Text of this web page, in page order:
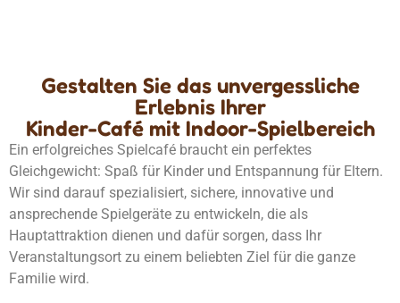
Gestalten Sie das unvergessliche
Erlebnis Ihrer
Kinder-Café mit Indoor-Spielbereich
Ein erfolgreiches Spielcafé braucht ein perfektes
Gleichgewicht: Spaß für Kinder und Entspannung für Eltern.
Wir sind darauf spezialisiert, sichere, innovative und
ansprechende Spielgeräte zu entwickeln, die als
Hauptattraktion dienen und dafür sorgen, dass Ihr
Veranstaltungsort zu einem beliebten Ziel für die ganze
Familie wird.